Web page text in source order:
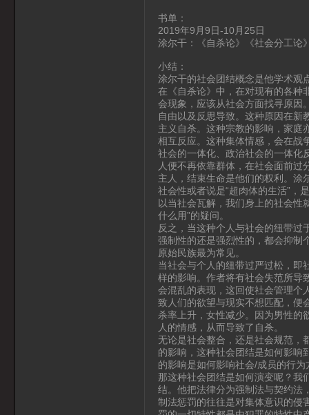
书单：
2019年9月9日-10月25日
涂尔干：《自杀论》《社会分工论
小结：
涂尔干的社会团结概念是他学术观
在《自杀论》中，在对现有的各种
会现象，应该从社会方面找寻原因
自由以及反思导致。这种原因在新
主义自杀。这种宗教的影响，家庭
相互反应。这种集体情感，会在战
社会的一体化、政治社会的一体化
人便不再依靠群体，在社会面前
主人，结束生命是他们的权利。涂
社会性或者说是“超肉体的生活”，
以当社会瓦解，我们身上的社会性
什么用”的疑问。
反之，当这种个人与社会的纽带过
强制性的还是强烈性的，都会抑制
原始民族最为常见。
当社会与个人的纽带过严过松，即
样的影响。作者将有社会失范所导
会混乱的表现，这回使社会管理个
致人们的欲望与现实不想匹配，便
杀率上升，女性减少。因为男性的
人的情感，从而导致了自杀。
无论是社会整合，还是社会规范，
的影响，这种社会团结是如何影响
的影响是如何影响社会/成员的行为
那这种社会团结是如何演变呢？我
结。他把法律分为强制法与契约法
制法惩罚的往往是对集体意识的侵